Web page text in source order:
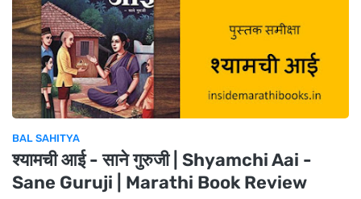
BAL SAHITYA
श्यामची आई - साने गुरुजी | Shyamchi Aai -
Sane Guruji | Marathi Book Review